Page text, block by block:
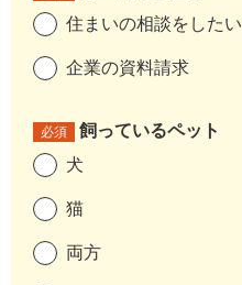
住まいの相談をしたい
企業の資料請求
必須
飼っているペット
犬
猫
両方